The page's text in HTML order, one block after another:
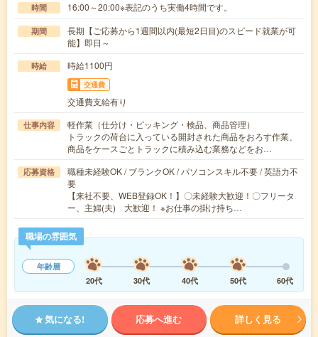
時間 16:00～20:00※表記のうち実働4時間です。
期間
長期【ご応募から1週間以内(最短2日目)のスピード就業が可
能】即日～
時給 時給1100円
交通費
交通費支給有り
仕事内容
軽作業（仕分け・ピッキング・検品、商品管理）
トラックの荷台に入っている開封された商品をおろす作業、
商品をケースごとトラックに積み込む業務などをお…
応募資格
職種未経験OK / ブランクOK / パソコンスキル不要 / 英語力不
要
【来社不要、WEB登録OK！】〇未経験大歓迎！〇フリータ
ー、主婦(夫) 大歓迎！ ※お仕事の掛け持ち…
職場の雰囲気
年齢層
20代
30代 40代 50代 60代
気になる! 応募へ進む 詳しく見る